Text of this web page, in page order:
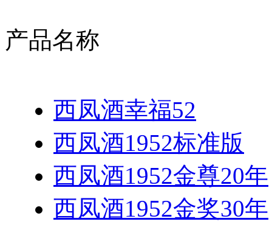
产品名称
西凤酒幸福52
西凤酒1952标准版
西凤酒1952金尊20年
西凤酒1952金奖30年